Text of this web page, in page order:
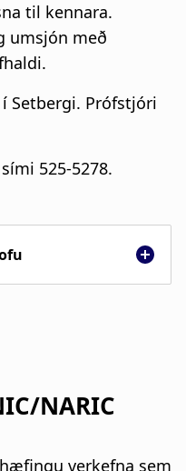
til kennara.
umsjón með
Setbergi. Prófstjóri
525-5278.
NARIC
verkefna sem